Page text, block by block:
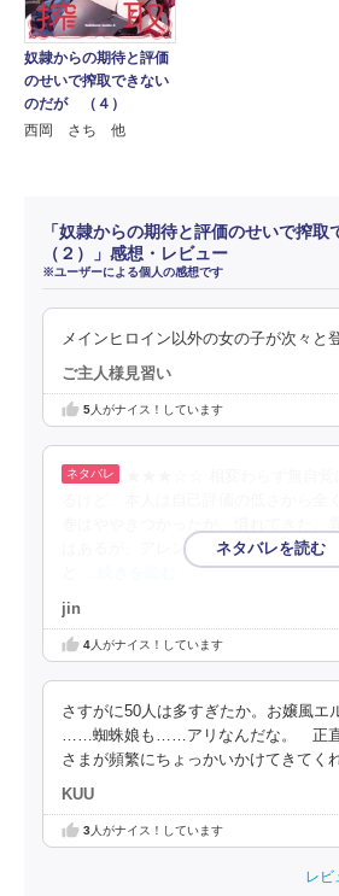
奴隷からの期待と評価
のせいで搾取できない
のだが （４）
西岡 さち 他
「奴隷からの期待と評価のせいで搾
（２）」感想・レビュー
※ユーザーによる個人の感想です
メインヒロイン以外の女の子が次々と
ご主人様見習い
5人がナイス！しています
はあるが、アレンの知識は凄い。アラ
jin
4人がナイス！しています
さすがに50人は多すぎたか。お嬢風
……蜘蛛娘も……アリなんだな。 正直
さまが頻繁にちょっかいかけてきてく
KUU
3人がナイス！しています
レビ